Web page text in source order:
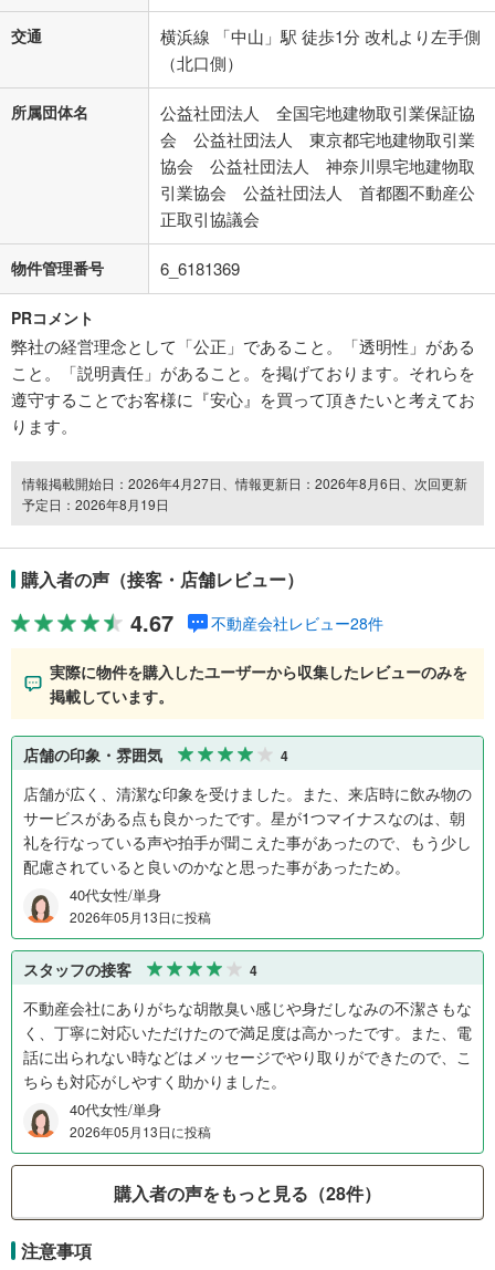
交通
横浜線 「中山」駅 徒歩1分 改札より左手側
（北口側）
所属団体名
公益社団法人 全国宅地建物取引業保証協
会 公益社団法人 東京都宅地建物取引業
協会 公益社団法人 神奈川県宅地建物取
引業協会 公益社団法人 首都圏不動産公
正取引協議会
物件管理番号 6_6181369
PRコメント
弊社の経営理念として「公正」であること。「透明性」がある
こと。「説明責任」があること。を掲げております。それらを
遵守することでお客様に『安心』を買って頂きたいと考えてお
ります。
情報掲載開始日：2026年4月27日、情報更新日：2026年8月6日、次回更新
予定日：2026年8月19日
購入者の声（接客・店舗レビュー）
4.67 不動産会社レビュー28件
実際に物件を購入したユーザーから収集したレビューのみを
掲載しています。
店舗の印象・雰囲気 4
店舗が広く、清潔な印象を受けました。また、来店時に飲み物の
サービスがある点も良かったです。星が1つマイナスなのは、朝
礼を行なっている声や拍手が聞こえた事があったので、もう少し
配慮されていると良いのかなと思った事があったため。
40代女性/単身
2026年05月13日に投稿
スタッフの接客 4
不動産会社にありがちな胡散臭い感じや身だしなみの不潔さもな
く、丁寧に対応いただけたので満足度は高かったです。また、電
話に出られない時などはメッセージでやり取りができたので、こ
ちらも対応がしやすく助かりました。
40代女性/単身
2026年05月13日に投稿
購入者の声をもっと見る（28件）
注意事項